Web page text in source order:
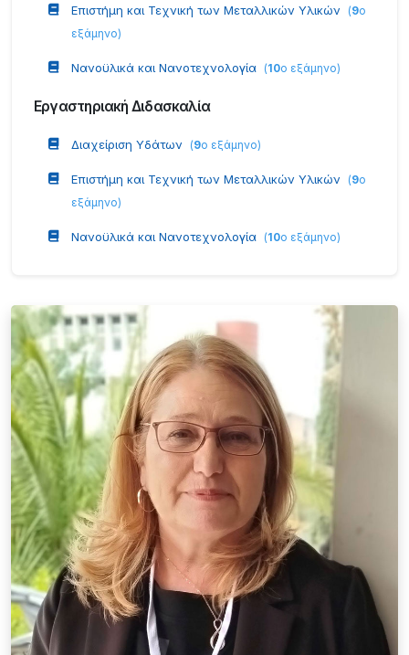
Επιστήμη και Τεχνική των Μεταλλικών Υλικών (9ο
εξάμηνο)
Νανοϋλικά και Νανοτεχνολογία (10ο εξάμηνο)
Εργαστηριακή Διδασκαλία
Διαχείριση Υδάτων (9ο εξάμηνο)
Επιστήμη και Τεχνική των Μεταλλικών Υλικών (9ο
εξάμηνο)
Νανοϋλικά και Νανοτεχνολογία (10ο εξάμηνο)